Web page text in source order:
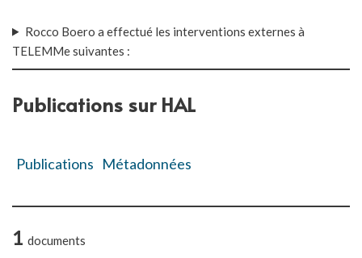
Rocco Boero a effectué les interventions externes à
TELEMMe suivantes :
Publications sur HAL
Publications Métadonnées
1 documents